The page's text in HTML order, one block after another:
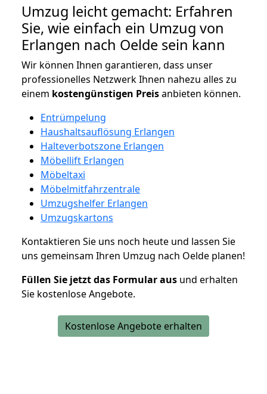
Umzug leicht gemacht: Erfahren
Sie, wie einfach ein Umzug von
Erlangen nach Oelde sein kann
Wir können Ihnen garantieren, dass unser
professionelles Netzwerk Ihnen nahezu alles zu
einem kostengünstigen Preisanbieten können.
Entrümpelung
Haushaltsauflösung Erlangen
Halteverbotszone Erlangen
Möbellift Erlangen
Möbeltaxi
Möbelmitfahrzentrale
Umzugshelfer Erlangen
Umzugskartons
Kontaktieren Sie uns noch heute und lassen Sie
uns gemeinsam Ihren Umzug nach Oelde planen!
Füllen Sie jetzt das Formular aus und erhalten
Sie kostenlose Angebote.
Kostenlose Angebote erhalten